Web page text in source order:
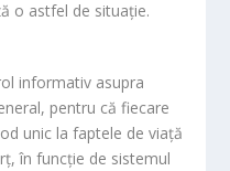
o astfel de situaţie.
informativ asupra
pentru că fiecare
unic la faptele de viaţă
în funcţie de sistemul